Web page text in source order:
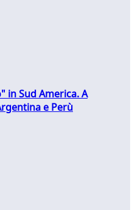
in Sud America. A
e Perù